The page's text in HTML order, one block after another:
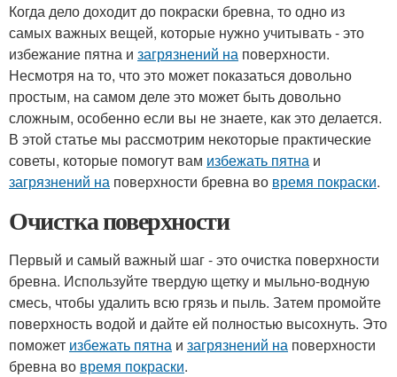
Когда дело доходит до покраски бревна, то одно из
самых важных вещей, которые нужно учитывать - это
избежание пятна и загрязнений на поверхности.
Несмотря на то, что это может показаться довольно
простым, на самом деле это может быть довольно
сложным, особенно если вы не знаете, как это делается.
В этой статье мы рассмотрим некоторые практические
советы, которые помогут вам избежать пятна и
загрязнений на поверхности бревна во время покраски.
Очистка поверхности
Первый и самый важный шаг - это очистка поверхности
бревна. Используйте твердую щетку и мыльно-водную
смесь, чтобы удалить всю грязь и пыль. Затем промойте
поверхность водой и дайте ей полностью высохнуть. Это
поможет избежать пятна и загрязнений на поверхности
бревна во время покраски.